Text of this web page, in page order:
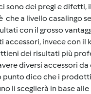
sono dei pregi e difetti,
che a livello casalingo
con il grosso
accessori, invece con il
dei risultati più
diversi accessori
punto dico che i
li sceglierà in base